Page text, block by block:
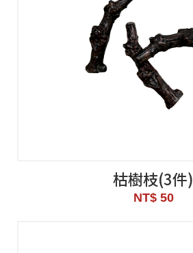
枯樹枝(3件)
NT$ 50